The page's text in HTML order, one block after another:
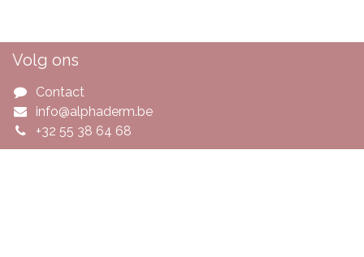
Volg ons
Contact
info@alphaderm.be
+32 55 38 64 68